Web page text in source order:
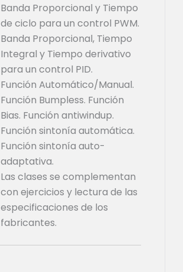
Banda Proporcional y Tiempo
de ciclo para un control PWM.
Banda Proporcional, Tiempo
Integral y Tiempo derivativo
para un control PID.
Función Automático/Manual.
Función Bumpless. Función
Bias. Función antiwindup.
Función sintonía automática.
Función sintonía auto-
adaptativa.
Las clases se complementan
con ejercicios y lectura de las
especificaciones de los
fabricantes.